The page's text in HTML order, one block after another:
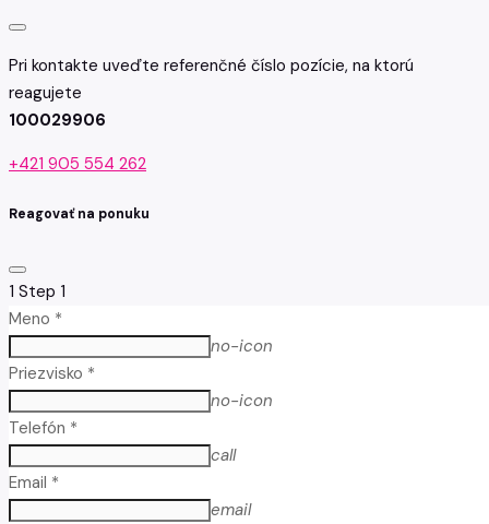
Pri kontakte uveďte referenčné číslo pozície, na ktorú
reagujete
100029906
+421 905 554 262
Reagovať na ponuku
1 Step 1
Meno *
no-icon
Priezvisko *
no-icon
Telefón *
call
Email *
email